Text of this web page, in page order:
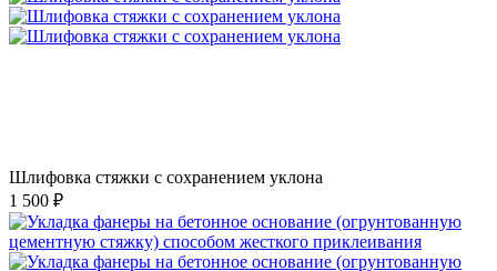
Шлифовка стяжки с сохранением уклона
1 500 ₽